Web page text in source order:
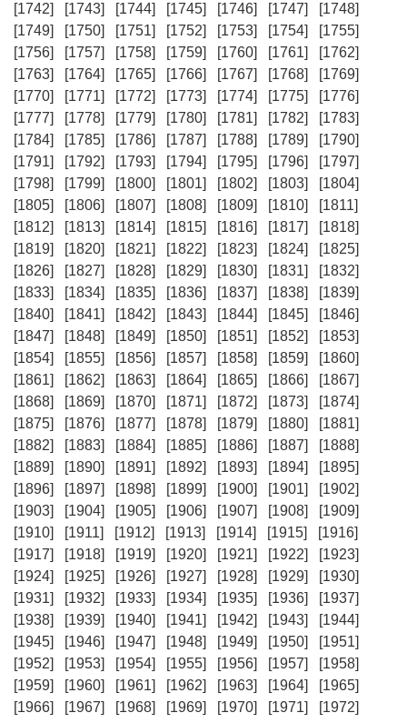
[1742]
[1743] [1744] [1745] [1746] [1747]
[1748]
[1749]
[1750] [1751] [1752] [1753] [1754]
[1755]
[1756]
[1757] [1758] [1759] [1760] [1761]
[1762]
[1763]
[1764] [1765] [1766] [1767] [1768]
[1769]
[1770]
[1771] [1772] [1773] [1774] [1775]
[1776]
[1777]
[1778] [1779] [1780] [1781] [1782]
[1783]
[1784]
[1785] [1786] [1787] [1788] [1789]
[1790]
[1791]
[1792] [1793] [1794] [1795] [1796]
[1797]
[1798]
[1799] [1800] [1801] [1802] [1803]
[1804]
[1805]
[1806] [1807] [1808] [1809] [1810]
[1811]
[1812]
[1813] [1814] [1815] [1816] [1817]
[1818]
[1819]
[1820] [1821] [1822] [1823] [1824]
[1825]
[1826]
[1827] [1828] [1829] [1830] [1831]
[1832]
[1833]
[1834] [1835] [1836] [1837] [1838]
[1839]
[1840]
[1841] [1842] [1843] [1844] [1845]
[1846]
[1847]
[1848] [1849] [1850] [1851] [1852]
[1853]
[1854]
[1855] [1856] [1857] [1858] [1859]
[1860]
[1861]
[1862] [1863] [1864] [1865] [1866]
[1867]
[1868]
[1869] [1870] [1871] [1872] [1873]
[1874]
[1875]
[1876] [1877] [1878] [1879] [1880]
[1881]
[1882]
[1883] [1884] [1885] [1886] [1887]
[1888]
[1889]
[1890] [1891] [1892] [1893] [1894]
[1895]
[1896]
[1897] [1898] [1899] [1900] [1901]
[1902]
[1903]
[1904] [1905] [1906] [1907] [1908]
[1909]
[1910]
[1911] [1912] [1913] [1914] [1915]
[1916]
[1917]
[1918] [1919] [1920] [1921] [1922]
[1923]
[1924]
[1925] [1926] [1927] [1928] [1929]
[1930]
[1931]
[1932] [1933] [1934] [1935] [1936]
[1937]
[1938]
[1939] [1940] [1941] [1942] [1943]
[1944]
[1945]
[1946] [1947] [1948] [1949] [1950]
[1951]
[1952]
[1953] [1954] [1955] [1956] [1957]
[1958]
[1959]
[1960] [1961] [1962] [1963] [1964]
[1965]
[1966]
[1967] [1968] [1969] [1970] [1971]
[1972]